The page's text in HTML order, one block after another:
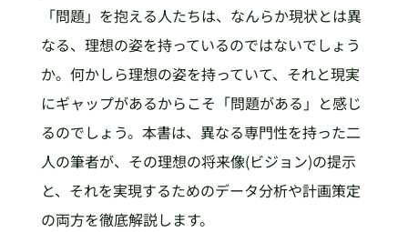
「問題」を抱える人たちは、なんらか現状とは異
なる、理想の姿を持っているのではないでしょう
か。何かしら理想の姿を持っていて、それと現実
にギャップがあるからこそ「問題がある」と感じ
るのでしょう。本書は、異なる専門性を持った二
人の筆者が、その理想の将来像(ビジョン)の提示
と、それを実現するためのデータ分析や計画策定
の両方を徹底解説します。